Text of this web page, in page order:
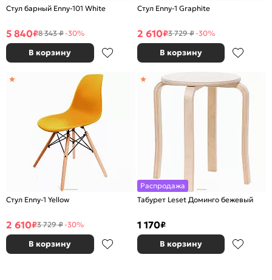
Стул барный Enny-101 White
5 840₽8 343 ₽-30%
В корзину
Стул Enny-1 Graphite
2 610₽3 729 ₽-30%
В корзину
Стул Enny-1 Yellow
2 610₽3 729 ₽-30%
В корзину
Распродажа
Табурет Leset Доминго бежевый
1 170₽
В корзину